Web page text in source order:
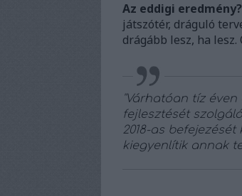
Az eddigi eredmény?
játszótér, dráguló
drágább lesz, ha
"Várhatóan tíz
fejlesztését
2018-as
kiegyenlítik annak